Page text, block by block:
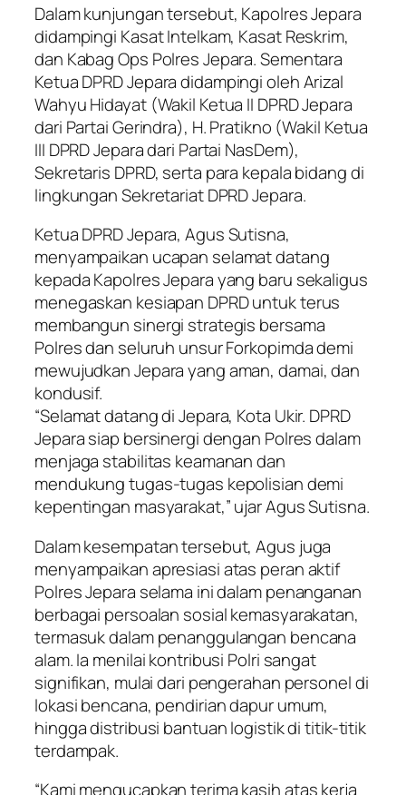
Dalam kunjungan tersebut, Kapolres Jepara
didampingi Kasat Intelkam, Kasat Reskrim,
dan Kabag Ops Polres Jepara. Sementara
Ketua DPRD Jepara didampingi oleh Arizal
Wahyu Hidayat (Wakil Ketua II DPRD Jepara
dari Partai Gerindra), H. Pratikno (Wakil Ketua
III DPRD Jepara dari Partai NasDem),
Sekretaris DPRD, serta para kepala bidang di
lingkungan Sekretariat DPRD Jepara.
Ketua DPRD Jepara, Agus Sutisna,
menyampaikan ucapan selamat datang
kepada Kapolres Jepara yang baru sekaligus
menegaskan kesiapan DPRD untuk terus
membangun sinergi strategis bersama
Polres dan seluruh unsur Forkopimda demi
mewujudkan Jepara yang aman, damai, dan
kondusif.
“Selamat datang di Jepara, Kota Ukir. DPRD
Jepara siap bersinergi dengan Polres dalam
menjaga stabilitas keamanan dan
mendukung tugas-tugas kepolisian demi
kepentingan masyarakat,” ujar Agus Sutisna.
Dalam kesempatan tersebut, Agus juga
menyampaikan apresiasi atas peran aktif
Polres Jepara selama ini dalam penanganan
berbagai persoalan sosial kemasyarakatan,
termasuk dalam penanggulangan bencana
alam. Ia menilai kontribusi Polri sangat
signifikan, mulai dari pengerahan personel di
lokasi bencana, pendirian dapur umum,
hingga distribusi bantuan logistik di titik-titik
terdampak.
“Kami mengucapkan terima kasih atas kerja